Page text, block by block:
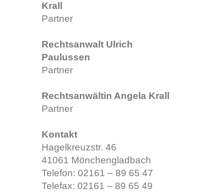
Krall
Partner
Rechtsanwalt Ulrich
Paulussen
Partner
Rechtsanwältin Angela Krall
Partner
Kontakt
Hagelkreuzstr. 46
41061 Mönchengladbach
Telefon: 02161 – 89 65 47
Telefax: 02161 – 89 65 49